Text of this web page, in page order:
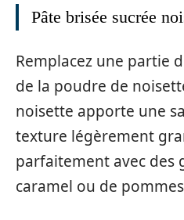
Pâte brisée sucrée
Remplacez une partie
de la poudre de
noisette apporte une
texture légèrement
parfaitement avec des
caramel ou de